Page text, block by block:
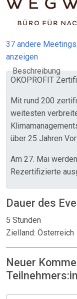
37 andere
anzeigen
Beschreibung
ÖKOPROFIT
Mit rund 200
weitesten
über 25 Jahren
Am 27. Mai
Rezertifizierte
Dauer des
5 Stunden
Zielland: Österreich
Neuer